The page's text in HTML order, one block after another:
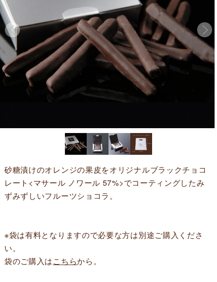
砂糖漬けのオレンジの果皮をオリジナルブラックチョコ
レート<マサール ノワール 57%>でコーティングしたみ
ずみずしいフルーツショコラ。
※袋は有料となりますので必要な方は別途ご購入くださ
い。
袋のご購入はこちらから。